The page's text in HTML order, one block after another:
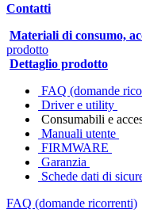
Contatti
Materiali di consumo,
prodotto
Dettaglio prodotto
FAQ (domande
Driver e utility
Consumabili e
Manuali utente
FIRMWARE
Garanzia
Schede dati di
FAQ (domande ricorrenti)